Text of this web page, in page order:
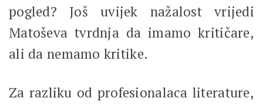
pogled? Još uvijek nažalost vrijedi
Matoševa tvrdnja da imamo kritičare,
ali da nemamo kritike.
Za razliku od profesionalaca literature,